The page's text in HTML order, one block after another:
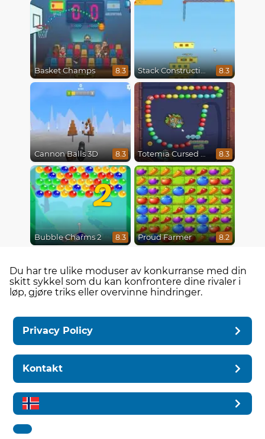
Basket Champs 8.3 Stack Construction 8.3
Cannon Balls 3D 8.3 Totemia Cursed Marbles 8.3
2
Bubble Charms 2 8.3 Proud Farmer 8.2
Du har tre ulike moduser av konkurranse med din
skitt sykkel som du kan konfrontere dine rivaler i
løp, gjøre triks eller overvinne hindringer.
Privacy Policy
Kontakt